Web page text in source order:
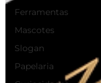
Ferramentas
Mascotes
Slogan
Papelaria